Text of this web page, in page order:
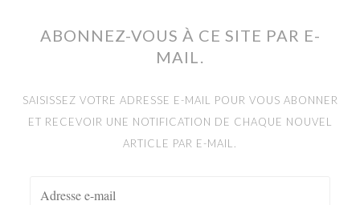
ABONNEZ-VOUS À CE SITE PAR E-
MAIL.
SAISISSEZ VOTRE ADRESSE E-MAIL POUR VOUS ABONNER
ET RECEVOIR UNE NOTIFICATION DE CHAQUE NOUVEL
ARTICLE PAR E-MAIL.